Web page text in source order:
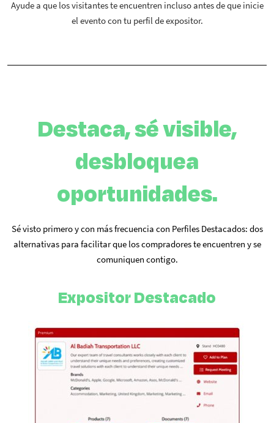
Ayude a que los visitantes te encuentren incluso antes de que inicie
el evento con tu perfil de expositor.
Destaca, sé visible,
desbloquea
oportunidades.
Sé visto primero y con más frecuencia con Perfiles Destacados: dos
alternativas para facilitar que los compradores te encuentren y se
comuniquen contigo.
Expositor Destacado